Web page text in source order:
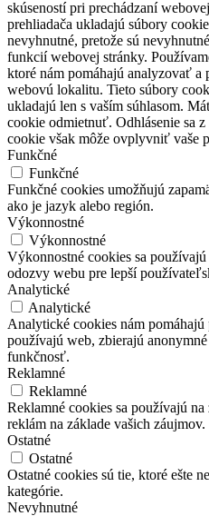
skúseností pri prechádzaní
prehliadača ukladajú súbory
nevyhnutné, pretože sú
funkcií webovej stránky.
ktoré nám pomáhajú analyzovať
webovú lokalitu. Tieto súbory
ukladajú len s vaším súhlasom.
cookie odmietnuť. Odhlásenie sa
cookie však môže ovplyvniť vaše
Funkčné
Funkčné
Funkčné cookies umožňujú
ako je jazyk alebo región.
Výkonnostné
Výkonnostné
Výkonnostné cookies sa
odozvy webu pre lepší
Analytické
Analytické
Analytické cookies nám
používajú web, zbierajú
funkčnosť.
Reklamné
Reklamné
Reklamné cookies sa používajú
reklám na základe vašich záujmov.
Ostatné
Ostatné
Ostatné cookies sú tie, ktoré ešte
kategórie.
Nevyhnutné